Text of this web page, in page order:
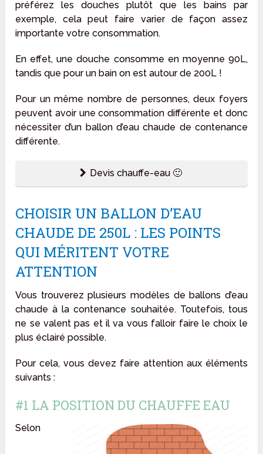
préférez les douches plutôt que les bains par
exemple, cela peut faire varier de façon assez
importante votre consommation.
En effet, une douche consomme en moyenne 90L,
tandis que pour un bain on est autour de 200L !
Pour un même nombre de personnes, deux foyers
peuvent avoir une consommation différente et donc
nécessiter d’un ballon d’eau chaude de contenance
différente.
Devis chauffe-eau 🙂
CHOISIR UN BALLON D’EAU
CHAUDE DE 250L : LES POINTS
QUI MÉRITENT VOTRE
ATTENTION
Vous trouverez plusieurs modèles de ballons d’eau
chaude à la contenance souhaitée. Toutefois, tous
ne se valent pas et il va vous falloir faire le choix le
plus éclairé possible.
Pour cela, vous devez faire attention aux éléments
suivants :
#1 LA POSITION DU CHAUFFE EAU
Selon